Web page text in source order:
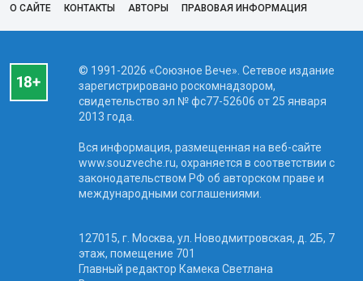
О САЙТЕ КОНТАКТЫ АВТОРЫ ПРАВОВАЯ ИНФОРМАЦИЯ
© 1991-2026 «Союзное Вече». Сетевое издание
зарегистрировано роскомнадзором,
свидетельство эл № фc77-52606 от 25 января
2013 года.
Вся информация, размещенная на веб-сайте
www.souzveche.ru, охраняется в соответствии с
законодательством РФ об авторском праве и
международными соглашениями.
127015, г. Москва, ул. Новодмитровская, д. 2Б, 7
этаж, помещение 701
Главный редактор Камека Светлана